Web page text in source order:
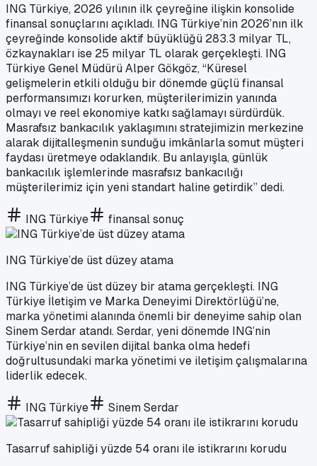
ING Türkiye, 2026 yılının ilk çeyreğine ilişkin konsolide
finansal sonuçlarını açıkladı. ING Türkiye’nin 2026’nın ilk
çeyreğinde konsolide aktif büyüklüğü 283.3 milyar TL,
özkaynakları ise 25 milyar TL olarak gerçekleşti. ING
Türkiye Genel Müdürü Alper Gökgöz, “Küresel
gelişmelerin etkili olduğu bir dönemde güçlü finansal
performansımızı korurken, müşterilerimizin yanında
olmayı ve reel ekonomiye katkı sağlamayı sürdürdük.
Masrafsız bankacılık yaklaşımını stratejimizin merkezine
alarak dijitalleşmenin sunduğu imkânlarla somut müşteri
faydası üretmeye odaklandık. Bu anlayışla, günlük
bankacılık işlemlerinde masrafsız bankacılığı
müşterilerimiz için yeni standart haline getirdik” dedi.
ING Türkiye finansal sonuç
ING Türkiye’de üst düzey atama
ING Türkiye’de üst düzey bir atama gerçekleşti. ING
Türkiye İletişim ve Marka Deneyimi Direktörlüğü’ne,
marka yönetimi alanında önemli bir deneyime sahip olan
Sinem Serdar atandı. Serdar, yeni dönemde ING’nin
Türkiye’nin en sevilen dijital banka olma hedefi
doğrultusundaki marka yönetimi ve iletişim çalışmalarına
liderlik edecek.
ING Türkiye Sinem Serdar
Tasarruf sahipliği yüzde 54 oranı ile istikrarını korudu